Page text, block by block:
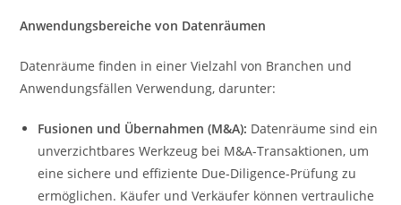
Anwendungsbereiche von Datenräumen
Datenräume finden in einer Vielzahl von Branchen und
Anwendungsfällen Verwendung, darunter:
Fusionen und Übernahmen (M&A): Datenräume sind ein
unverzichtbares Werkzeug bei M&A-Transaktionen, um
eine sichere und effiziente Due-Diligence-Prüfung zu
ermöglichen. Käufer und Verkäufer können vertrauliche